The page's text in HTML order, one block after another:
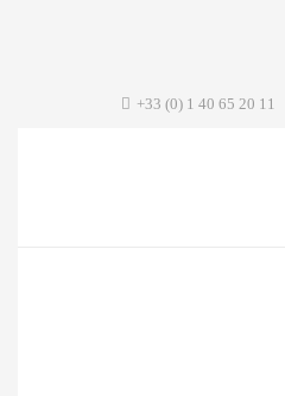
+33 (0) 1 40 65 20 11